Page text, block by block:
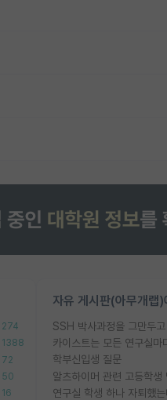
274
1388
72
50
16
자유 게시판(아무개랩
카이스트는 모든 연구실마
학부신입생 질문
알츠하이머 관련 고등학생
연구실 학생 하나 자퇴했는